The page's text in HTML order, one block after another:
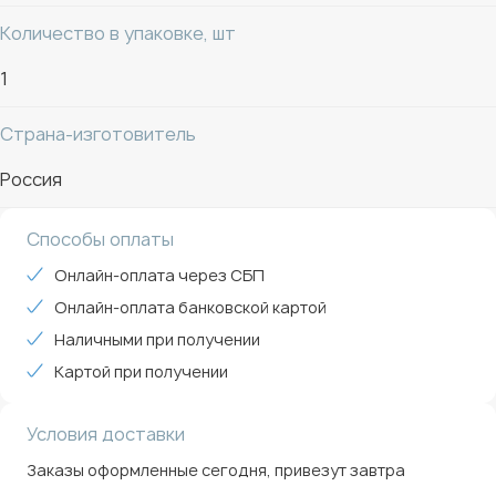
Однотонный серый цвет без рисунка легко
до строгого офисного пространства.
Количество в упаковке, шт
1
Страна-изготовитель
Россия
Способы оплаты
Онлайн-оплата через СБП
Онлайн-оплата банковской картой
Наличными при получении
Картой при получении
Условия доставки
Заказы оформленные сегодня, привезут завтра